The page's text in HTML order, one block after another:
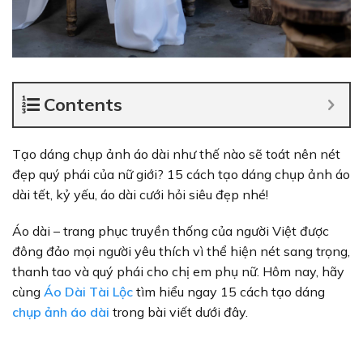
Contents
Tạo dáng chụp ảnh áo dài như thế nào sẽ toát nên nét
đẹp quý phái của nữ giới? 15 cách tạo dáng chụp ảnh áo
dài tết, kỷ yếu, áo dài cưới hỏi siêu đẹp nhé!
Áo dài – trang phục truyền thống của người Việt được
đông đảo mọi người yêu thích vì thể hiện nét sang trọng,
thanh tao và quý phái cho chị em phụ nữ. Hôm nay, hãy
cùng Áo Dài Tài Lộc tìm hiểu ngay 15 cách tạo dáng
chụp ảnh áo dài trong bài viết dưới đây.